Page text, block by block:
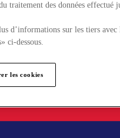
traitement des données effectué
d’informations sur les tiers avec
ci-dessous.
les cookies